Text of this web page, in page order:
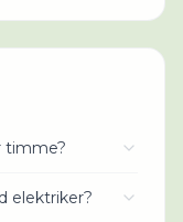
timme?
elektriker?